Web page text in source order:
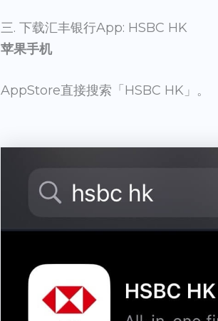
三. 下载汇丰银行App: HSBC HK
苹果手机
AppStore直接搜索「HSBC HK」。